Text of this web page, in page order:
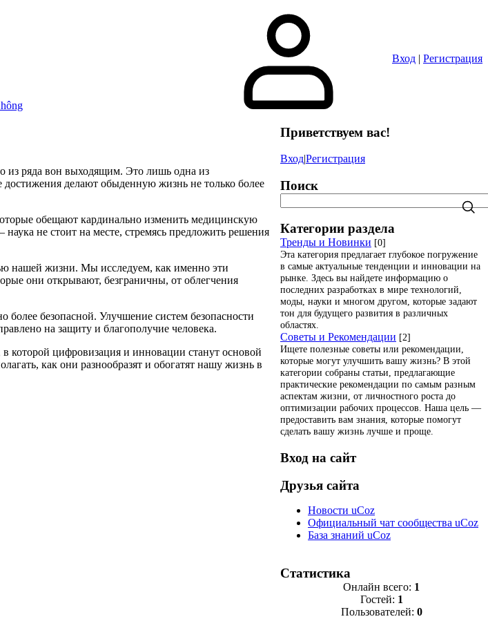
Вход | Регистрация
из ряда вон выходящим. Это лишь одна из
делают обыденную жизнь не только более
обещают кардинально изменить медицинскую
не стоит на месте, стремясь предложить решения
нашей жизни. Мы исследуем, как именно эти
они открывают, безграничны, от облегчения
безопасной. Улучшение систем безопасности
на защиту и благополучие человека.
цифровизация и инновации станут основой
как они разнообразят и обогатят нашу жизнь в
Приветствуем вас!
Вход|Регистрация
Поиск
Категории раздела
Тренды и Новинки [0]
Эта категория предлагает глубокое погружение
в самые актуальные тенденции и инновации на
рынке. Здесь вы найдете информацию о
последних разработках в мире технологий,
моды, науки и многом другом, которые задают
тон для будущего развития в различных
областях.
Советы и Рекомендации [2]
Ищете полезные советы или рекомендации,
которые могут улучшить вашу жизнь? В этой
категории собраны статьи, предлагающие
практические рекомендации по самым разным
аспектам жизни, от личностного роста до
оптимизации рабочих процессов. Наша цель —
предоставить вам знания, которые помогут
сделать вашу жизнь лучше и проще.
Вход на сайт
Друзья сайта
Новости uCoz
Официальный чат сообщества uCoz
База знаний uCoz
Статистика
Онлайн всего: 1
Гостей: 1
Пользователей: 0